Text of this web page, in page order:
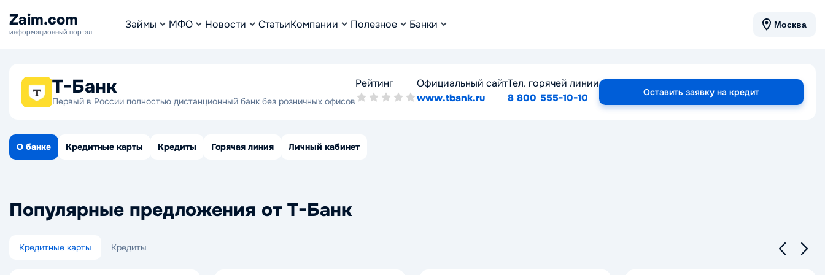
Zaim.com
информационный портал
Займы МФО Новости СтатьиКомпании Полезное Банки Москва
Т-Банк
Первый в России полностью дистанционный банк без розничных офисов
Рейтинг
Официальный сайт
www.tbank.ru
Тел. горячей линии
8 800 555-10-10
Оставить заявку на кредит
О банке Кредитные карты Кредиты Горячая линия Личный кабинет
Популярные предложения от Т-Банк
Кредитные карты Кредиты